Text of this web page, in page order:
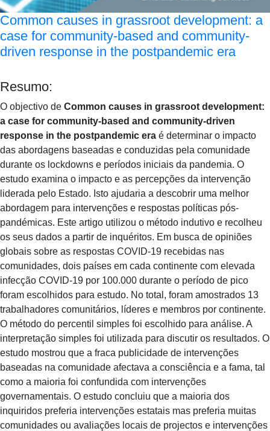
Common causes in grassroot development: a
case for community-based and community-
driven response in the postpandemic era
Resumo:
O objectivo de Common causes in grassroot development:
a case for community-based and community-driven
response in the postpandemic era é determinar o impacto
das abordagens baseadas e conduzidas pela comunidade
durante os lockdowns e períodos iniciais da pandemia. O
estudo examina o impacto e as percepções da intervenção
liderada pelo Estado. Isto ajudaria a descobrir uma melhor
abordagem para intervenções e respostas políticas pós-
pandémicas. Este artigo utilizou o método indutivo e recolheu
os seus dados a partir de inquéritos. Em busca de opiniões
globais sobre as respostas COVID-19 recebidas nas
comunidades, dois países em cada continente com elevada
infecção COVID-19 por 100.000 durante o período de pico
foram escolhidos para estudo. No total, foram amostrados 13
trabalhadores comunitários, líderes e membros por continente.
O método do percentil simples foi escolhido para análise. A
interpretação simples foi utilizada para discutir os resultados. O
estudo mostrou que a fraca publicidade de intervenções
baseadas na comunidade afectava a consciência e a fama, tal
como a maioria foi confundida com intervenções
governamentais. O estudo concluiu que a maioria dos
inquiridos preferia intervenções estatais mas preferia muitas
comunidades ou avaliações locais de projectos e intervenções